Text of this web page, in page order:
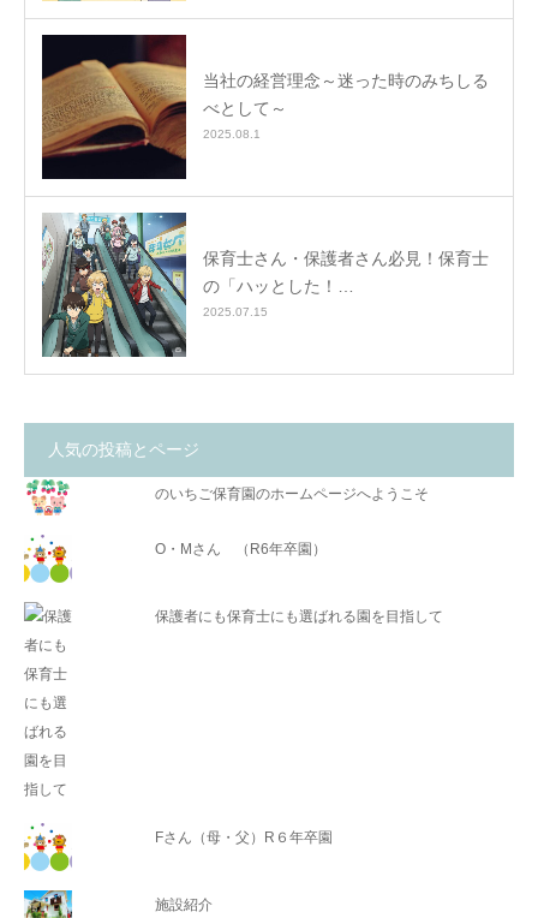
当社の経営理念～迷った時のみちしる
べとして～
2025.08.1
保育士さん・保護者さん必見！保育士
の「ハッとした！…
2025.07.15
人気の投稿とページ
のいちご保育園のホームページへようこそ
O・Mさん （R6年卒園）
保護者にも保育士にも選ばれる園を目指して
Fさん（母・父）R６年卒園
施設紹介